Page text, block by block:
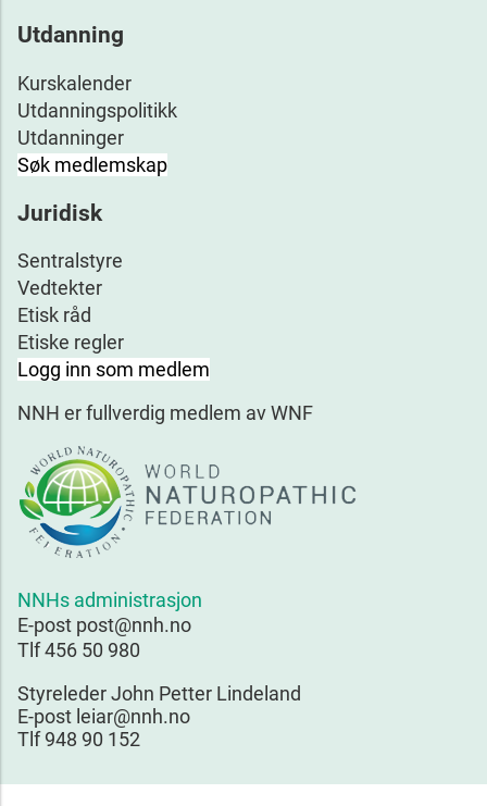
Utdanning
Kurskalender
Utdanningspolitikk
Utdanninger
Søk medlemskap
Juridisk
Sentralstyre
Vedtekter
Etisk råd
Etiske regler
Logg inn som medlem
NNH er fullverdig medlem av WNF
NNHs administrasjon
E-post post@nnh.no
Tlf 456 50 980
Styreleder John Petter Lindeland
E-post leiar@nnh.no
Tlf 948 90 152